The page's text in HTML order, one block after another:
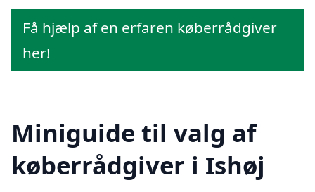
Få hjælp af en erfaren køberrådgiver
her!
Miniguide til valg af
køberrådgiver i Ishøj